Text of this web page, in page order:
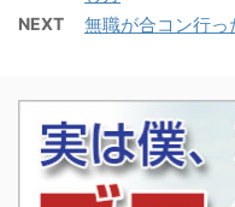
NEXT 無職が合コン行っ